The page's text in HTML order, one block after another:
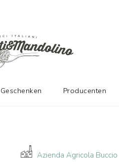
Azienda Agricola Buccio
Geschenken Producenten